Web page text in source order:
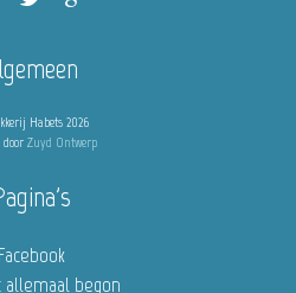
Habets 2026
door Zuyd Ontwerp
Facebook
allemaal begon